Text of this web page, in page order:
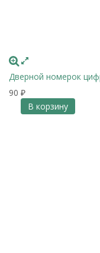
Дверной номерок
90 ₽
В корзину